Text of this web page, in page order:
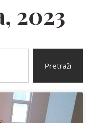
2023
Pretraži